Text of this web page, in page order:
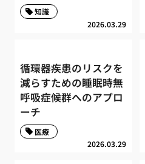
2026.03.29
知識
循環器疾患のリスクを
減らすための睡眠時無
呼吸症候群へのアプロ
ーチ
2026.03.29
医療